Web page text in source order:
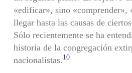
«edificar», sino «comprender»,
llegar hasta las causas de
Sólo recientemente se ha
historia de la congregación
nacio­nalistas. 10